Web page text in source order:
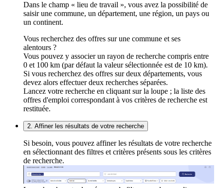
Dans le champ « lieu de travail », vous avez la possibilité de
saisir une commune, un département, une région, un pays ou
un continent.
Vous recherchez des offres sur une commune et ses
alentours ?
Vous pouvez y associer un rayon de recherche compris entre
0 et 100 km (par défaut la valeur sélectionnée est de 10 km).
Si vous recherchez des offres sur deux départements, vous
devez alors effectuer deux recherches séparées.
Lancez votre recherche en cliquant sur la loupe ; la liste des
offres d'emploi correspondant à vos critères de recherche est
restituée.
2. Affiner les résultats de votre recherche
Si besoin, vous pouvez affiner les résultats de votre recherche
en sélectionnant des filtres et critères présents sous les critères
de recherche.